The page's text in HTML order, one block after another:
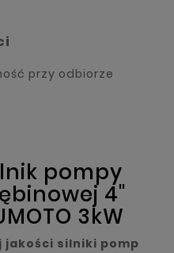
przy odbiorze
pompy
4"
3kW
jakości silniki pomp